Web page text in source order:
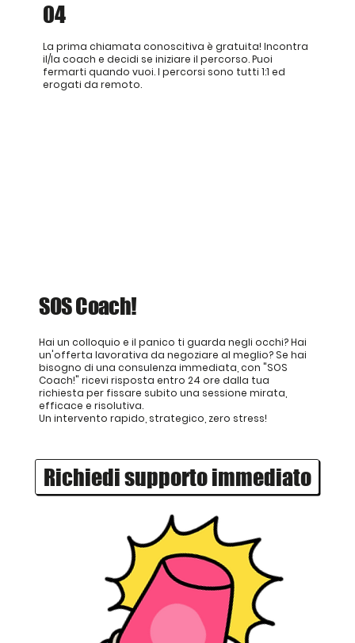
SOS Coach!
Hai un colloquio e il panico ti guarda negli occhi? Hai
un'offerta lavorativa da negoziare al meglio? Se hai
bisogno di una consulenza immediata, con "SOS
Coach!" ricevi risposta entro 24 ore dalla tua
richiesta per fissare subito una sessione mirata,
efficace e risolutiva.
Un intervento rapido, strategico, zero stress!
Richiedi supporto immediato
04
La prima chiamata conoscitiva è gratuita! Incontra
il/la coach e decidi se iniziare il percorso. Puoi
fermarti quando vuoi. I percorsi sono tutti 1:1 ed
erogati da remoto.